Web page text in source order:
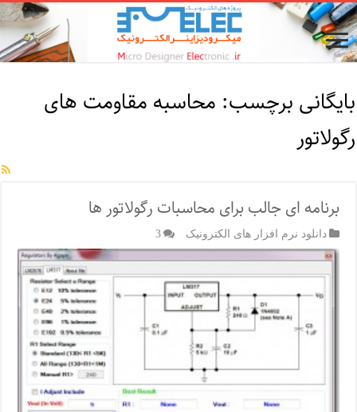
بایگانی برچسب: محاسبه مقاومت های
رگولاتور
برنامه ای جالب برای محاسبات رگولاتور ها
دانلود نرم افزار های الکترونیک 3